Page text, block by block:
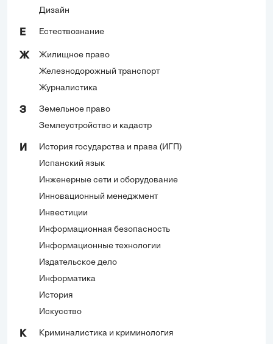
Дизайн
Е Естествознание
Ж
Жилищное право
Железнодорожный транспорт
Журналистика
З
Земельное право
Землеустройство и кадастр
И
История государства и права (ИГП)
Испанский язык
Инженерные сети и оборудование
Инновационный менеджмент
Инвестиции
Информационная безопасность
Информационные технологии
Издательское дело
Информатика
История
Искусство
К
Криминалистика и криминология